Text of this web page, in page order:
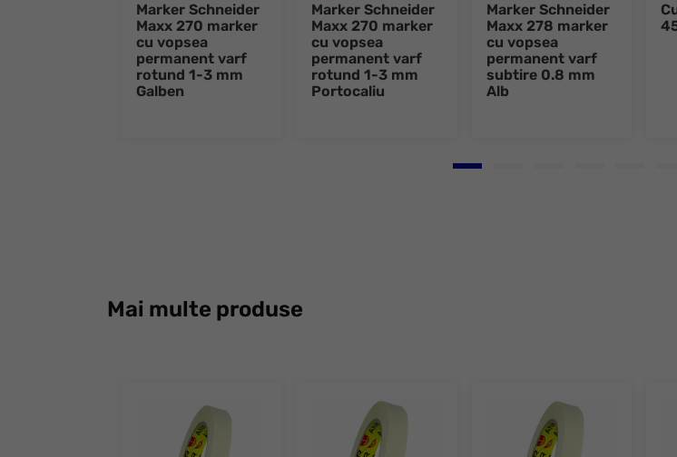
Marker Schneider
Maxx 270 marker
cu vopsea
permanent varf
rotund 1-3 mm
Galben
Marker Schneider
Maxx 270 marker
cu vopsea
permanent varf
rotund 1-3 mm
Portocaliu
Marker Schneider
Maxx 278 marker
cu vopsea
permanent varf
subtire 0.8 mm
Alb
Go to slide 1
Mai multe produse